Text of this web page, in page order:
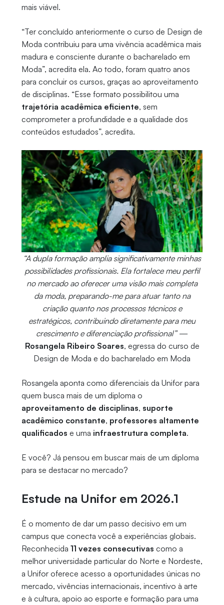
mais viável.
“Ter concluído anteriormente o curso de Design de
Moda contribuiu para uma vivência acadêmica mais
madura e consciente durante o bacharelado em
Moda”, acredita ela. Ao todo, foram quatro anos
para concluir os cursos, graças ao aproveitamento
de disciplinas. “Esse formato possibilitou uma
trajetória acadêmica eficiente, sem
comprometer a profundidade e a qualidade dos
conteúdos estudados”, acredita.
“A dupla formação amplia significativamente minhas
possibilidades profissionais. Ela fortalece meu perfil
no mercado ao oferecer uma visão mais completa
da moda, preparando-me para atuar tanto na
criação quanto nos processos técnicos e
estratégicos, contribuindo diretamente para meu
crescimento e diferenciação profissional”—
Rosangela Ribeiro Soares, egressa do curso de
Design de Moda e do bacharelado em Moda
Rosangela aponta como diferenciais da Unifor para
quem busca mais de um diploma o
aproveitamento de disciplinas, suporte
acadêmico constante, professores altamente
qualificados e uma infraestrutura completa.
E você? Já pensou em buscar mais de um diploma
para se destacar no mercado?
Estude na Unifor em 2026.1
É o momento de dar um passo decisivo em um
campus que conecta você a experiências globais.
Reconhecida 11 vezes consecutivas como a
melhor universidade particular do Norte e Nordeste,
a Unifor oferece acesso a oportunidades únicas no
mercado, vivências internacionais, incentivo à arte
e à cultura, apoio ao esporte e formação para uma